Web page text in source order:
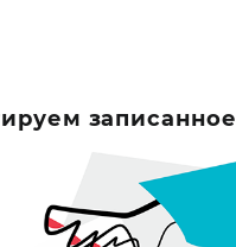
записанное